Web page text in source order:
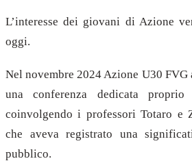
L’interesse dei giovani di Azione
oggi.
Nel novembre 2024 Azione U30
una conferenza dedicata proprio
coinvolgendo i professori Totaro e
che aveva registrato una
pubblico.